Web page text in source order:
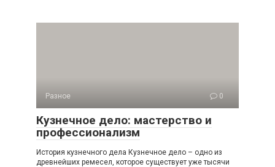
Разное 0
Кузнечное дело: мастерство и
профессионализм
История кузнечного дела Кузнечное дело – одно из
древнейших ремесел, которое существует уже тысячи